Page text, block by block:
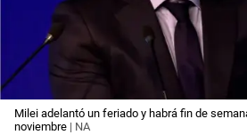
Milei adelantó un feriado y habrá fin de
noviembre | NA